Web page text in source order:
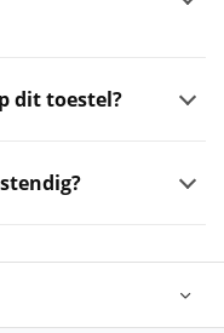
dit toestel?